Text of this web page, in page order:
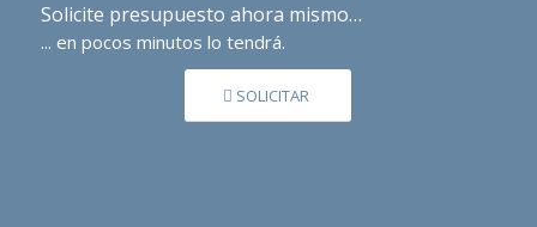
Solicite presupuesto ahora mismo…
... en pocos minutos lo tendrá.
SOLICITAR